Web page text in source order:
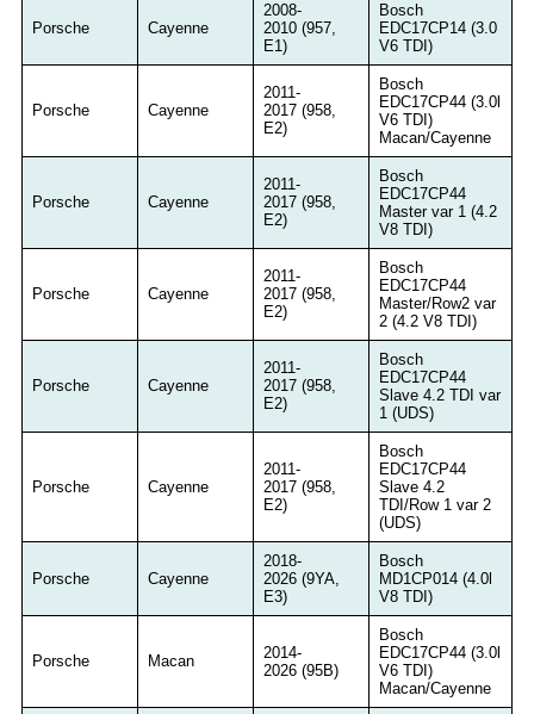
Porsche Cayenne
2008-
2010 (957,
E1)
Bosch
EDC17CP14 (3.0
V6 TDI)
Porsche Cayenne
2011-
2017 (958,
E2)
Bosch
EDC17CP44 (3.0l
V6 TDI)
Macan/Cayenne
Porsche Cayenne
2011-
2017 (958,
E2)
Bosch
EDC17CP44
Master var 1 (4.2
V8 TDI)
Porsche Cayenne
2011-
2017 (958,
E2)
Bosch
EDC17CP44
Master/Row2 var
2 (4.2 V8 TDI)
Porsche Cayenne
2011-
2017 (958,
E2)
Bosch
EDC17CP44
Slave 4.2 TDI var
1 (UDS)
Porsche Cayenne
2011-
2017 (958,
E2)
Bosch
EDC17CP44
Slave 4.2
TDI/Row 1 var 2
(UDS)
Porsche Cayenne
2018-
2026 (9YA,
E3)
Bosch
MD1CP014 (4.0l
V8 TDI)
Porsche Macan
2014-
2026 (95B)
Bosch
EDC17CP44 (3.0l
V6 TDI)
Macan/Cayenne